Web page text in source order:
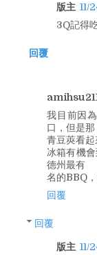
版主 11/
3Q記得
回覆
我目前因
口，但是那
青豆莢看起
冰箱有機
德州最有
名的BBQ
回覆
回覆
版主 11/